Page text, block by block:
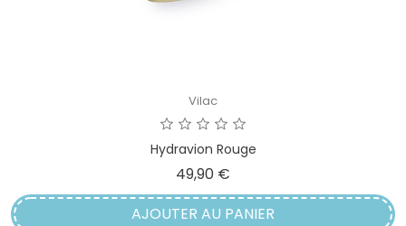
Vilac
Hydravion Rouge
49,90 €
AJOUTER AU PANIER